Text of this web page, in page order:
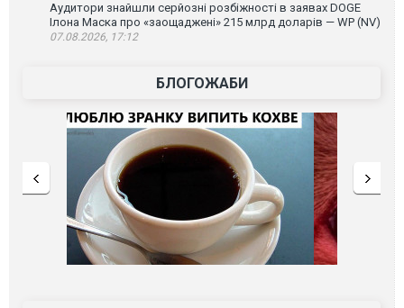
Аудитори знайшли серйозні розбіжності в заявах DOGE
Ілона Маска про «заощаджені» 215 млрд доларів — WP (NV)
07.08.2026, 17:12
БЛОГОЖАБИ